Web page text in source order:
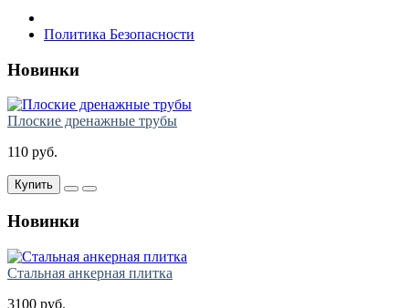
Политика Безопасности
Новинки
Плоские дренажные трубы
110 руб.
Купить
Новинки
Стальная анкерная плитка
3100 руб.